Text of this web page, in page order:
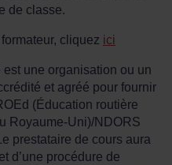
de classe.
cliquez ici
une organisation ou un
et agréé pour fournir
(Éducation routière
Royaume-Uni)/NDORS
prestataire de cours aura
d’une procédure de